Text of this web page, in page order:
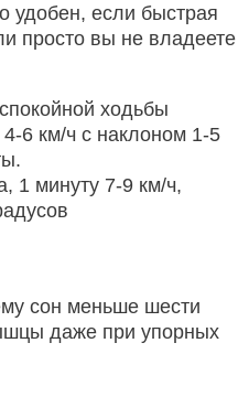
удобен, если быстрая
просто вы не владеете
ходьбы
6 км/ч с наклоном 1-5
1 минуту 7-9 км/ч,
сон меньше шести
даже при упорных